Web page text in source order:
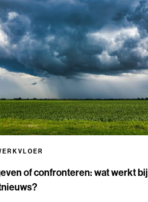
of confronteren: wat werkt bij